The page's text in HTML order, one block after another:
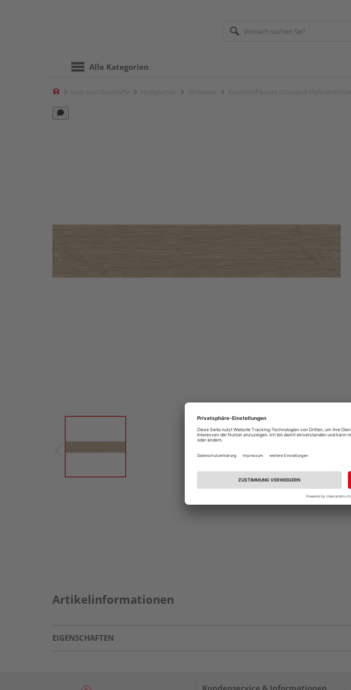
Alle Kategorien
Home
Artikelinformationen
EIGENSCHAFTEN
Kundenservice & Informationen